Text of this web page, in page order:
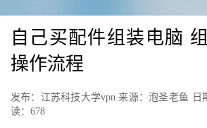
自己买配件组装电脑
操作流程
发布：江苏科技大学vpn 来源：泡圣老鱼 日
读： 678